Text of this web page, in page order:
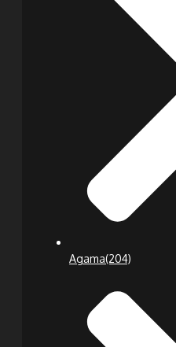
Agama(204)